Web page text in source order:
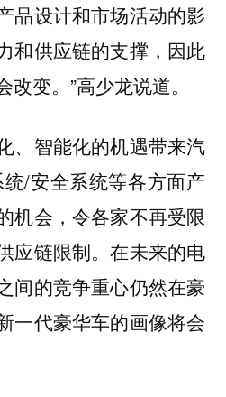
品设计和市场活动的影
和供应链的支撑，因此
变。”高少龙说道。
、智能化的机遇带来汽
/安全系统等各方面产
机会，令各家不再受限
应链限制。在未来的电
间的竞争重心仍然在豪
一代豪华车的画像将会